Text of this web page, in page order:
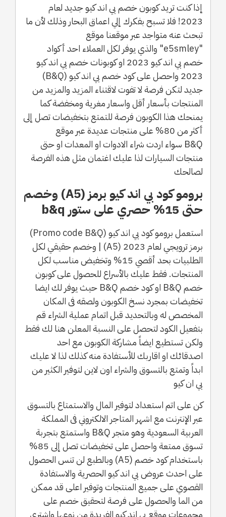
إذا كنت تريد كوبون خصم بي اند كيو جديد لعام
2023! فلا تسبح بفكرك إلي اعماق البحار وذلك لأن ما
تبحث عنه متواجد عبر موقعنا موقع
"e5smley" والذي يوفر لكل العملاء احد أكواد
خصم بي اند كيو 2023 او كوبونات خصم بي اند كيو
2023 واحصل على كود خصم بي اند كيو (B&Q)
جديد لتكن فرصة لا تفوت لاقتناء المزيد والمزيد من
المنتجات بأسعار أقل واسعار مغرية ومخفضة كما
يمنحك هذا الكوبون فرصة للتمتع بتخفيضات تصل إلى
أكثر من 80% على منتجات عديدة عبر موقع
B&Q سواء اردت شراء الادوات او المعدات او حتى
منتجات السيارات لذا عليك اغتمان مثل هذه الفرصة
لصالحك
برومو كود بي اند كيو برمز (A5) وخصم
حتى 15% حصري على ستور b&q
استعمل برومو كود بي اند كيو (Promo code B&Q)
برمز ترويجي لعام 2023 (A5) | وخصم حقيقي لكل
الطلبيات بحد أقصي 15% وتخفيض مناسب لكل
المنتجات. فقط عليك بالأسراع للحصول على كوبون
خصم B&Q او كود خصم B&Q حيث يوفر لك ايضا
تخفيضات بمجرد نسخ الكوبون ولصقه فى المكان
المخصص له وبالتحديد قبل اتمام عملية الشراء قم
بتفعيل الكود لتحصل على النسبة المعلن هنا لك فقط
ولكن تستطيع ايضاً مشاركة الكوبون مع احد
اصدقائك او اقاربك للأستفادة منه كذلك لذا لا عليك
ابداً وتمتع بالتسوق والشراء اون لاين لتوفير الكثير من
بي ان كيو
كن على اتم استعداد لتوفير المال والاستمتاع بالتسوق
عبر الإنترنت مع اشهر المتاجر الالكتروني فى المملكة
العربية السعودية وهو متجر B&Q واستمتع بتجربة
تسوق ممتعة واحصل على تخفيضات تصل إلى 85%
باستخدام كود خصم (A5) وبالطبع لن تنس الحصول
على احدث عروض بي اند كيو الحصرية والاستفادة
القصوي على جميع المنتجات وتوفير اعلى قد ممكن
من الما والحصول على فرصة لتحقيق خصم على